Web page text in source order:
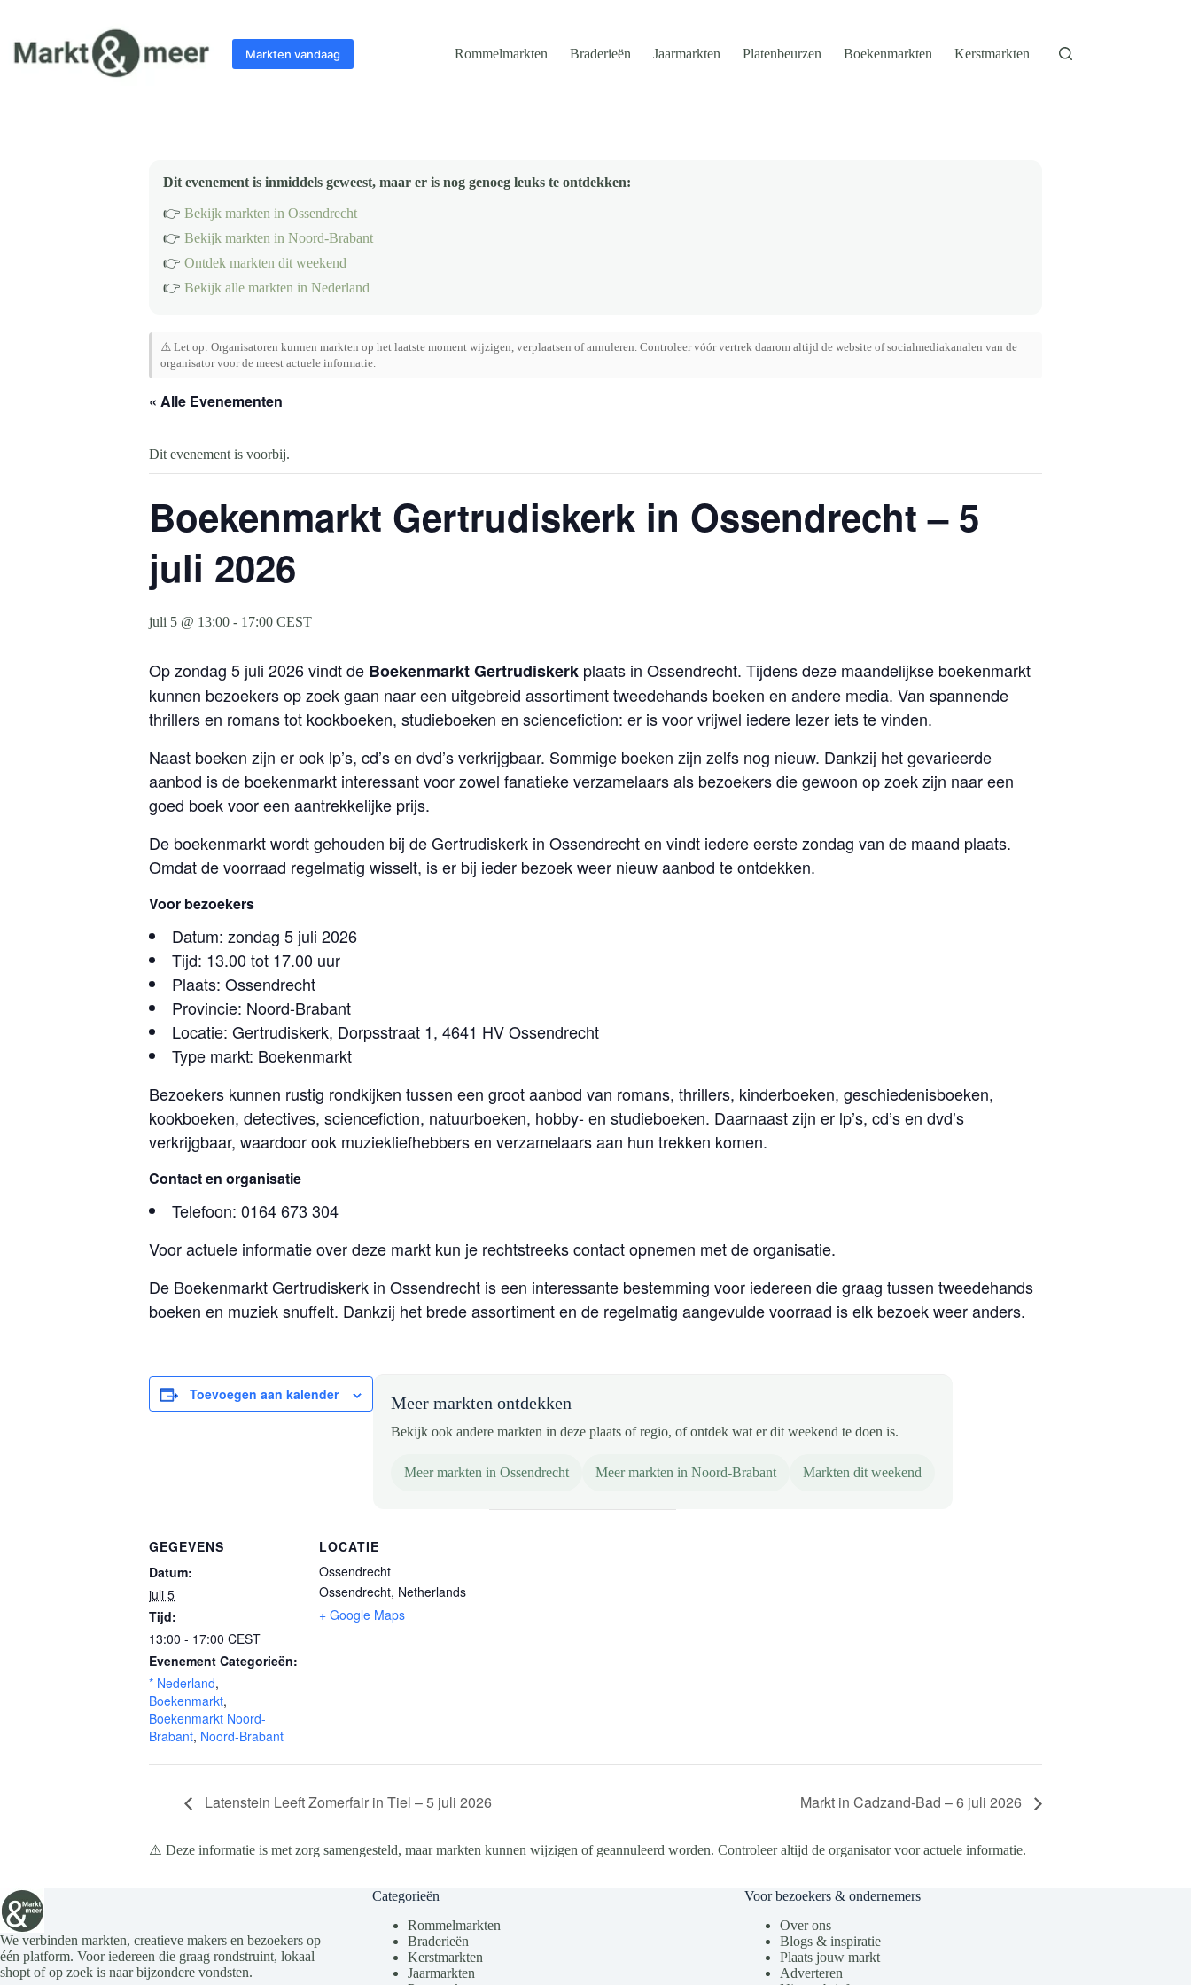
inhoud
Markten vandaag Rommelmarkten Braderieën Jaarmarkten Platenbeurzen Boekenmarkten Kerstmarkten
Dit evenement is inmiddels geweest, maar er is nog genoeg leuks te ontdekken:
👉 Bekijk markten in Ossendrecht
👉 Bekijk markten in Noord-Brabant
👉 Ontdek markten dit weekend
👉 Bekijk alle markten in Nederland
⚠️ Let op: Organisatoren kunnen markten op het laatste moment wijzigen, verplaatsen of annuleren. Controleer vóór vertrek daarom altijd de website of socialmediakanalen van de
organisator voor de meest actuele informatie.
« Alle Evenementen
Dit evenement is voorbij.
Boekenmarkt Gertrudiskerk in Ossendrecht – 5
juli 2026
juli 5 @ 13:00 - 17:00 CEST
Op zondag 5 juli 2026 vindt de Boekenmarkt Gertrudiskerk plaats in Ossendrecht. Tijdens deze maandelijkse boekenmarkt
kunnen bezoekers op zoek gaan naar een uitgebreid assortiment tweedehands boeken en andere media. Van spannende
thrillers en romans tot kookboeken, studieboeken en sciencefiction: er is voor vrijwel iedere lezer iets te vinden.
Naast boeken zijn er ook lp’s, cd’s en dvd’s verkrijgbaar. Sommige boeken zijn zelfs nog nieuw. Dankzij het gevarieerde
aanbod is de boekenmarkt interessant voor zowel fanatieke verzamelaars als bezoekers die gewoon op zoek zijn naar een
goed boek voor een aantrekkelijke prijs.
De boekenmarkt wordt gehouden bij de Gertrudiskerk in Ossendrecht en vindt iedere eerste zondag van de maand plaats.
Omdat de voorraad regelmatig wisselt, is er bij ieder bezoek weer nieuw aanbod te ontdekken.
Voor bezoekers
Datum: zondag 5 juli 2026
Tijd: 13.00 tot 17.00 uur
Plaats: Ossendrecht
Provincie: Noord-Brabant
Locatie: Gertrudiskerk, Dorpsstraat 1, 4641 HV Ossendrecht
Type markt: Boekenmarkt
Bezoekers kunnen rustig rondkijken tussen een groot aanbod van romans, thrillers, kinderboeken, geschiedenisboeken,
kookboeken, detectives, sciencefiction, natuurboeken, hobby- en studieboeken. Daarnaast zijn er lp’s, cd’s en dvd’s
verkrijgbaar, waardoor ook muziekliefhebbers en verzamelaars aan hun trekken komen.
Contact en organisatie
Telefoon: 0164 673 304
Voor actuele informatie over deze markt kun je rechtstreeks contact opnemen met de organisatie.
De Boekenmarkt Gertrudiskerk in Ossendrecht is een interessante bestemming voor iedereen die graag tussen tweedehands
boeken en muziek snuffelt. Dankzij het brede assortiment en de regelmatig aangevulde voorraad is elk bezoek weer anders.
Toevoegen aan kalender Meer markten ontdekken
Bekijk ook andere markten in deze plaats of regio, of ontdek wat er dit weekend te doen is.
Meer markten in Ossendrecht Meer markten in Noord-Brabant Markten dit weekend
GEGEVENS
Datum:
juli 5
Tijd:
13:00 - 17:00 CEST
Evenement Categorieën:
* Nederland,
Boekenmarkt,
Boekenmarkt Noord-
Brabant, Noord-Brabant
LOCATIE
Ossendrecht
Ossendrecht, Netherlands
+ Google Maps
Latenstein Leeft Zomerfair in Tiel – 5 juli 2026 Markt in Cadzand-Bad – 6 juli 2026
⚠️ Deze informatie is met zorg samengesteld, maar markten kunnen wijzigen of geannuleerd worden. Controleer altijd de organisator voor actuele informatie.
We verbinden markten, creatieve makers en bezoekers op
één platform. Voor iedereen die graag rondstruint, lokaal
shopt of op zoek is naar bijzondere vondsten.
Categorieën
Rommelmarkten
Braderieën
Kerstmarkten
Jaarmarkten
Voor bezoekers & ondernemers
Over ons
Blogs & inspiratie
Plaats jouw markt
Adverteren